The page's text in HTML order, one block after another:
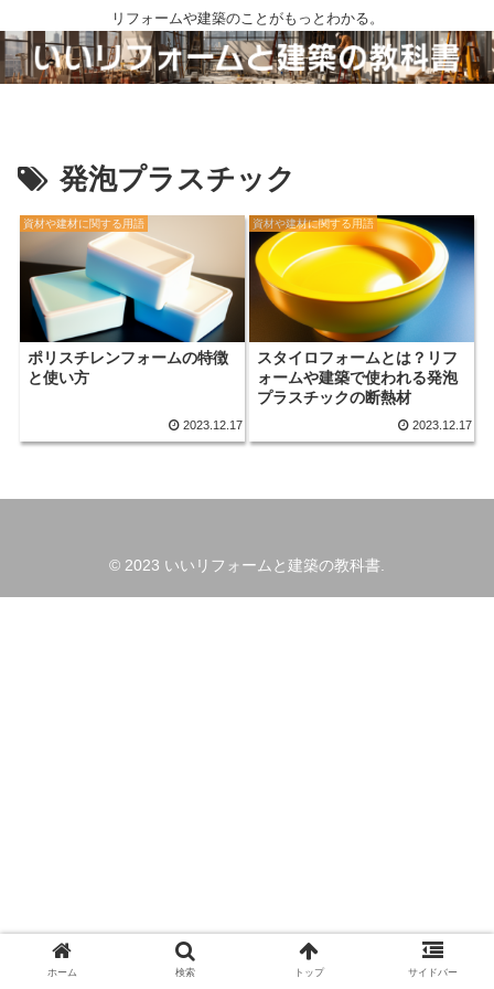
リフォームや建築のことがもっとわかる。
発泡プラスチック
資材や建材に関する用語
ポリスチレンフォームの特徴
と使い方
2023.12.17
資材や建材に関する用語
スタイロフォームとは？リフ
ォームや建築で使われる発泡
プラスチックの断熱材
2023.12.17
© 2023 いいリフォームと建築の教科書.
ホーム 検索 トップ サイドバー